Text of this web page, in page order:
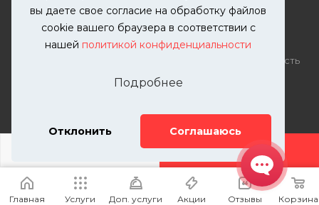
вы даете свое согласие на обработку файлов
cookie вашего браузера в соответствии с
нашей политикой конфиденциальности
Подробнее
Отклонить Соглашаюсь
ДОБАВИТЬ УСЛУГУ
2026 © KUTUZOVV | Кузовной ремонт и покраска
автомобилей. Вся информация на сайте – собственность
ООО "КУТУЗОВВ"
Публикация информации с сайта KUTUZOVV.RU без
Телефон: 8(499)-302-00-57
Главная Услуги Доп. услуги Акции Отзывы Корзина